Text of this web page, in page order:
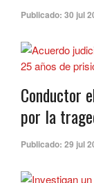
Publicado: 30 jul
Conductor
por la
Publicado: 29 jul